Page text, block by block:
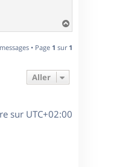
a
t
• Page 1 sur 1
Aller
sur UTC+02:00